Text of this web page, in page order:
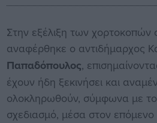
Στην εξέλιξη των χορτοκοπών
αναφέρθηκε ο αντιδήμαρχος
Παπαδόπουλος,
έχουν ήδη ξεκινήσει και
ολοκληρωθούν, σύμφωνα με
σχεδιασμό, μέσα στον